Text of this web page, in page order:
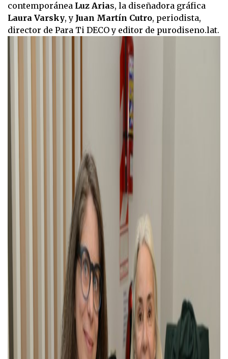
contemporánea Luz Arias, la diseñadora gráfica
Laura Varsky, y Juan Martín Cutro, periodista,
director de Para Ti DECO y editor de purodiseno.lat.